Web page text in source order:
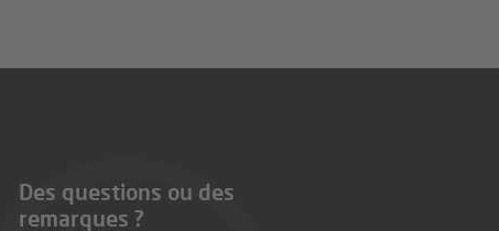
Des questions ou des
remarques ?